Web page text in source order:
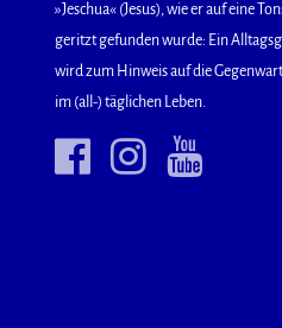
»Jeschua« (Jesus), wie er auf eine
geritzt gefunden wurde: Ein
wird zum Hinweis auf die
im (all-) täglichen Leben.